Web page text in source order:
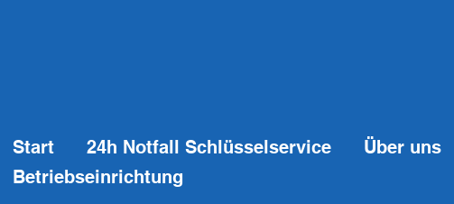
Start 24h Notfall Schlüsselservice Über uns
Betriebseinrichtung